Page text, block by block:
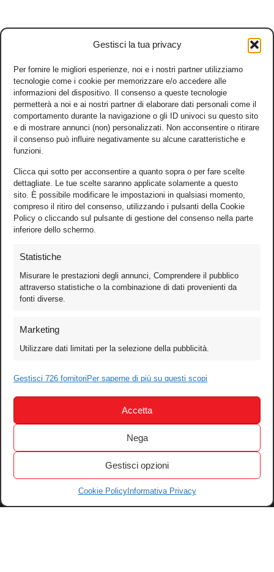
Gestisci la tua privacy
Per fornire le migliori esperienze, noi e i nostri partner utilizziamo
tecnologie come i cookie per memorizzare e/o accedere alle
informazioni del dispositivo. Il consenso a queste tecnologie
permetterà a noi e ai nostri partner di elaborare dati personali come il
comportamento durante la navigazione o gli ID univoci su questo sito
e di mostrare annunci (non) personalizzati. Non acconsentire o ritirare
il consenso può influire negativamente su alcune caratteristiche e
funzioni.
Clicca qui sotto per acconsentire a quanto sopra o per fare scelte
dettagliate. Le tue scelte saranno applicate solamente a questo
sito. È possibile modificare le impostazioni in qualsiasi momento,
compreso il ritiro del consenso, utilizzando i pulsanti della Cookie
Policy o cliccando sul pulsante di gestione del consenso nella parte
inferiore dello schermo.
Statistiche
Misurare le prestazioni degli annunci, Comprendere il pubblico
attraverso statistiche o la combinazione di dati provenienti da
fonti diverse.
Marketing
Utilizzare dati limitati per la selezione della pubblicità.
Gestisci 726 fornitori Per saperne di più su questi scopi
Accetta
Nega
Gestisci opzioni
Cookie PolicyInformativa Privacy
Games
Test
Audio
Festival & Concorsi
Iscriviti alla newsletter